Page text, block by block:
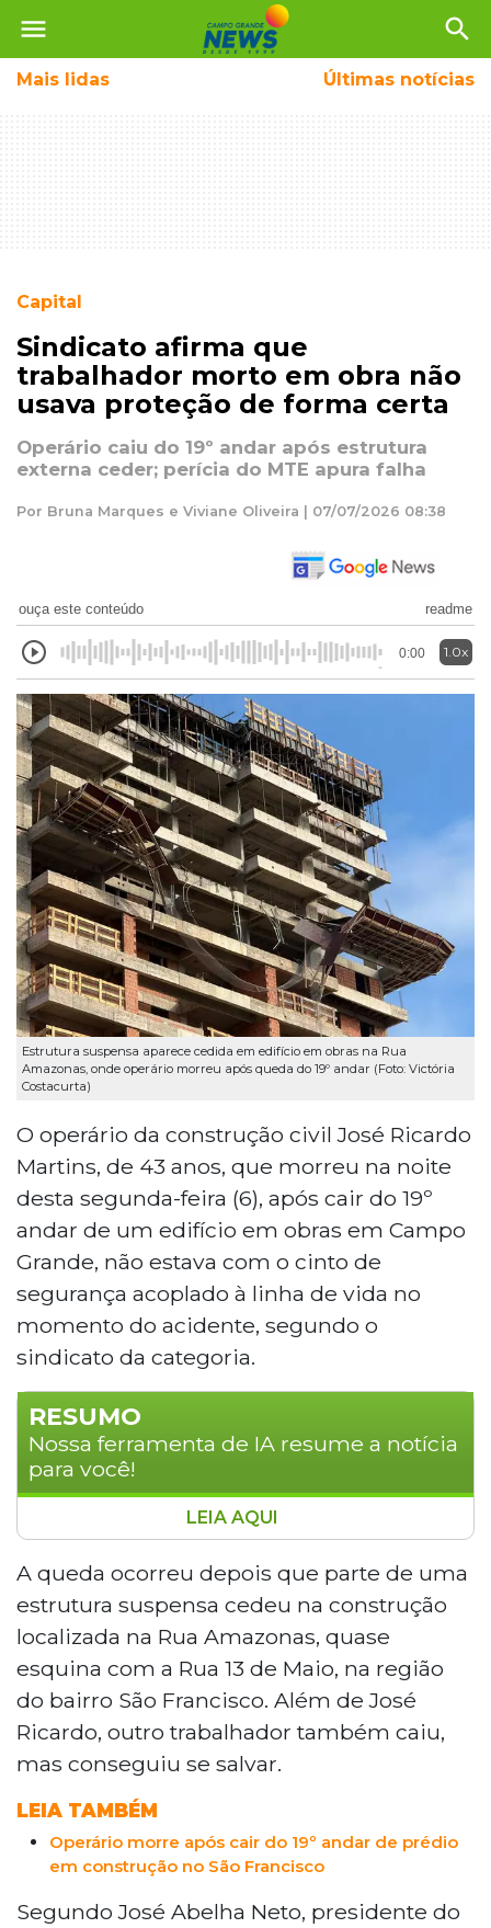
menu search
Mais lidas Últimas notícias
Capital
Sindicato afirma que
trabalhador morto em obra não
usava proteção de forma certa
Operário caiu do 19º andar após estrutura
externa ceder; perícia do MTE apura falha
Por Bruna Marques e Viviane Oliveira | 07/07/2026 08:38
ouça este conteúdo readme
0:00 1.0x
Estrutura suspensa aparece cedida em edifício em obras na Rua
Amazonas, onde operário morreu após queda do 19º andar (Foto: Victória
Costacurta)
O operário da construção civil José Ricardo
Martins, de 43 anos, que morreu na noite
desta segunda-feira (6), após cair do 19º
andar de um edifício em obras em Campo
Grande, não estava com o cinto de
segurança acoplado à linha de vida no
momento do acidente, segundo o
sindicato da categoria.
RESUMO
Nossa ferramenta de IA resume a notícia
para você!
Operário José Ricardo Martins, de 43
anos, morreu após cair do 19º andar de
um edifício em obras na Rua Amazonas,
em Campo Grande, na noite de segunda-
feira (6). Segundo o Sintracom, ele e outro
trabalhador estavam sem o cinto de
segurança acoplado à linha de vida
quando uma estrutura suspensa cedeu. A
obra foi paralisada e o Ministério do
Trabalho realizará perícia no local. A
incorporadora afirmou seguir rigorosos
protocolos de segurança.
LEIA AQUI
A queda ocorreu depois que parte de uma
estrutura suspensa cedeu na construção
localizada na Rua Amazonas, quase
esquina com a Rua 13 de Maio, na região
do bairro São Francisco. Além de José
Ricardo, outro trabalhador também caiu,
mas conseguiu se salvar.
LEIA TAMBÉM
Operário morre após cair do 19º andar de prédio
em construção no São Francisco
Segundo José Abelha Neto, presidente do